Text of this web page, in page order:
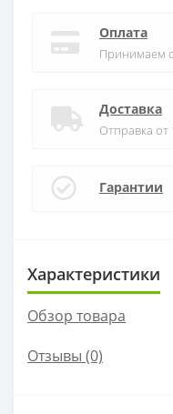
Оплата
Принимаем
Доставка
Отправка от
Гарантии
Характеристики
Обзор товара
Отзывы (0)